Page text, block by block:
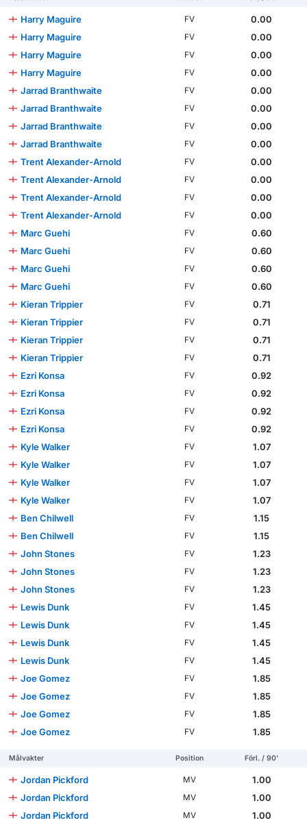
Harry Maguire FV
0.00
Harry Maguire
FV
0.00
Harry Maguire
FV
0.00
Harry Maguire
FV
0.00
Jarrad Branthwaite
FV
0.00
Jarrad Branthwaite
FV
0.00
Jarrad Branthwaite
FV
0.00
Jarrad Branthwaite
FV
0.00
Trent Alexander-Arnold
FV
0.00
Trent Alexander-Arnold
FV
0.00
Trent Alexander-Arnold
FV
0.00
Trent Alexander-Arnold
FV
0.00
Marc Guehi
FV
0.60
Marc Guehi
FV
0.60
Marc Guehi
FV
0.60
Marc Guehi
FV
0.60
Kieran Trippier
FV
0.71
Kieran Trippier
FV
0.71
Kieran Trippier
FV
0.71
Kieran Trippier
FV
0.71
Ezri Konsa
FV
0.92
Ezri Konsa
FV
0.92
Ezri Konsa
FV
0.92
Ezri Konsa
FV
0.92
Kyle Walker
FV
1.07
Kyle Walker
FV
1.07
Kyle Walker
FV
1.07
Kyle Walker
FV
1.07
Ben Chilwell
FV
1.15
Ben Chilwell
FV
1.15
John Stones
FV
1.23
John Stones
FV
1.23
John Stones
FV
1.23
Lewis Dunk
FV
1.45
Lewis Dunk
FV
1.45
Lewis Dunk
FV
1.45
Lewis Dunk
FV
1.45
Joe Gomez
FV
1.85
Joe Gomez
FV
1.85
Joe Gomez
FV
1.85
Joe Gomez
FV 1.85
Målvakter Position Förl. / 90'
Jordan Pickford MV
1.00
Jordan Pickford
MV
1.00
Jordan Pickford
MV
1.00